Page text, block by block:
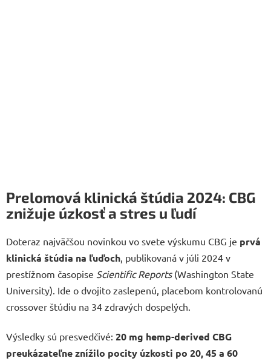
Prelomová klinická štúdia 2024: CBG
znižuje úzkosť a stres u ľudí
Doteraz najväčšou novinkou vo svete výskumu CBG je prvá
klinická štúdia na ľuďoch , publikovaná v júli 2024 v
prestížnom časopise Scientific Reports(Washington State
University). Ide o dvojito zaslepenú, placebom kontrolovanú
crossover štúdiu na 34 zdravých dospelých.
Výsledky sú presvedčivé: 20 mg hemp-derived CBG
preukázateľne znížilo pocity úzkosti po 20, 45 a 60